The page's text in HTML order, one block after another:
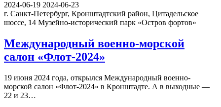
2024-06-19 2024-06-23
г. Санкт-Петербург, Кронштадтский район, Цитадельское
шоссе, 14 Музейно-исторический парк «Остров фортов»
Международный военно-морской
салон «Флот-2024»
19 июня 2024 года, открылся Международный военно-
морской салон «Флот-2024» в Кронштадте. А в выходные —
22 и 23…